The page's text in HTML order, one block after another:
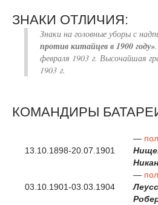
ЗНАКИ ОТЛИЧИЯ:
Знаки на головные уборы с
против китайцев в 1900 году»
февраля 1903 г. Высочайшая
1903 г.
КОМАНДИРЫ
13.10.1898-20.07.1901
—
03.10.1901-03.03.1904
—